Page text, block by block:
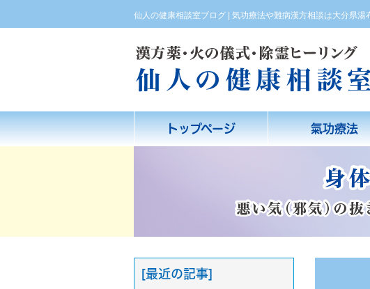
仙人の健康相談室ブログ | 気功療法や難病漢方相談は大分県
トップページ 氣功療法
[最近の記事]